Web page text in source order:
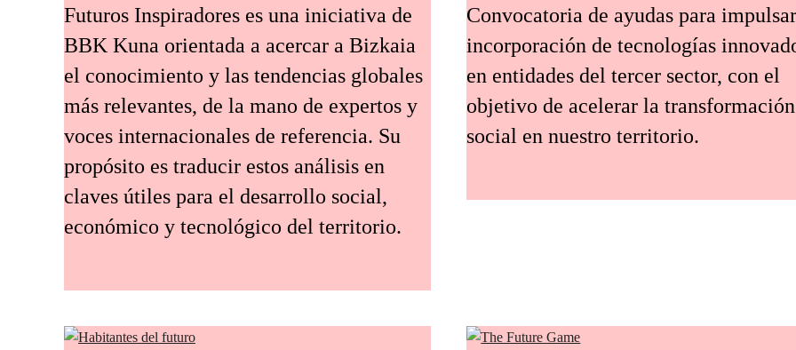
Futuros Inspiradores es una iniciativa de
BBK Kuna orientada a acercar a Bizkaia
el conocimiento y las tendencias globales
más relevantes, de la mano de expertos y
voces internacionales de referencia. Su
propósito es traducir estos análisis en
claves útiles para el desarrollo social,
económico y tecnológico del territorio.
Convocatoria de ayudas para
incorporación de tecnologías
en entidades del tercer sector, con el
objetivo de acelerar la transformación
social en nuestro territorio.